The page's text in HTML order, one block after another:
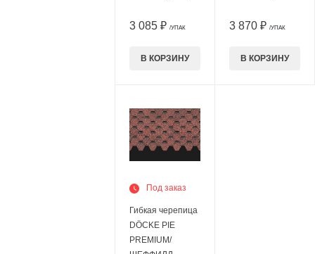
3 085 ₽ /УПАК
В КОРЗИНУ
3 870 ₽ /УПАК
В КОРЗИНУ
Под заказ
Гибкая черепица
DÖCKE PIE
PREMIUM/